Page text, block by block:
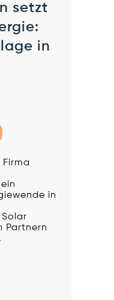
setzt
in
in
Partnern